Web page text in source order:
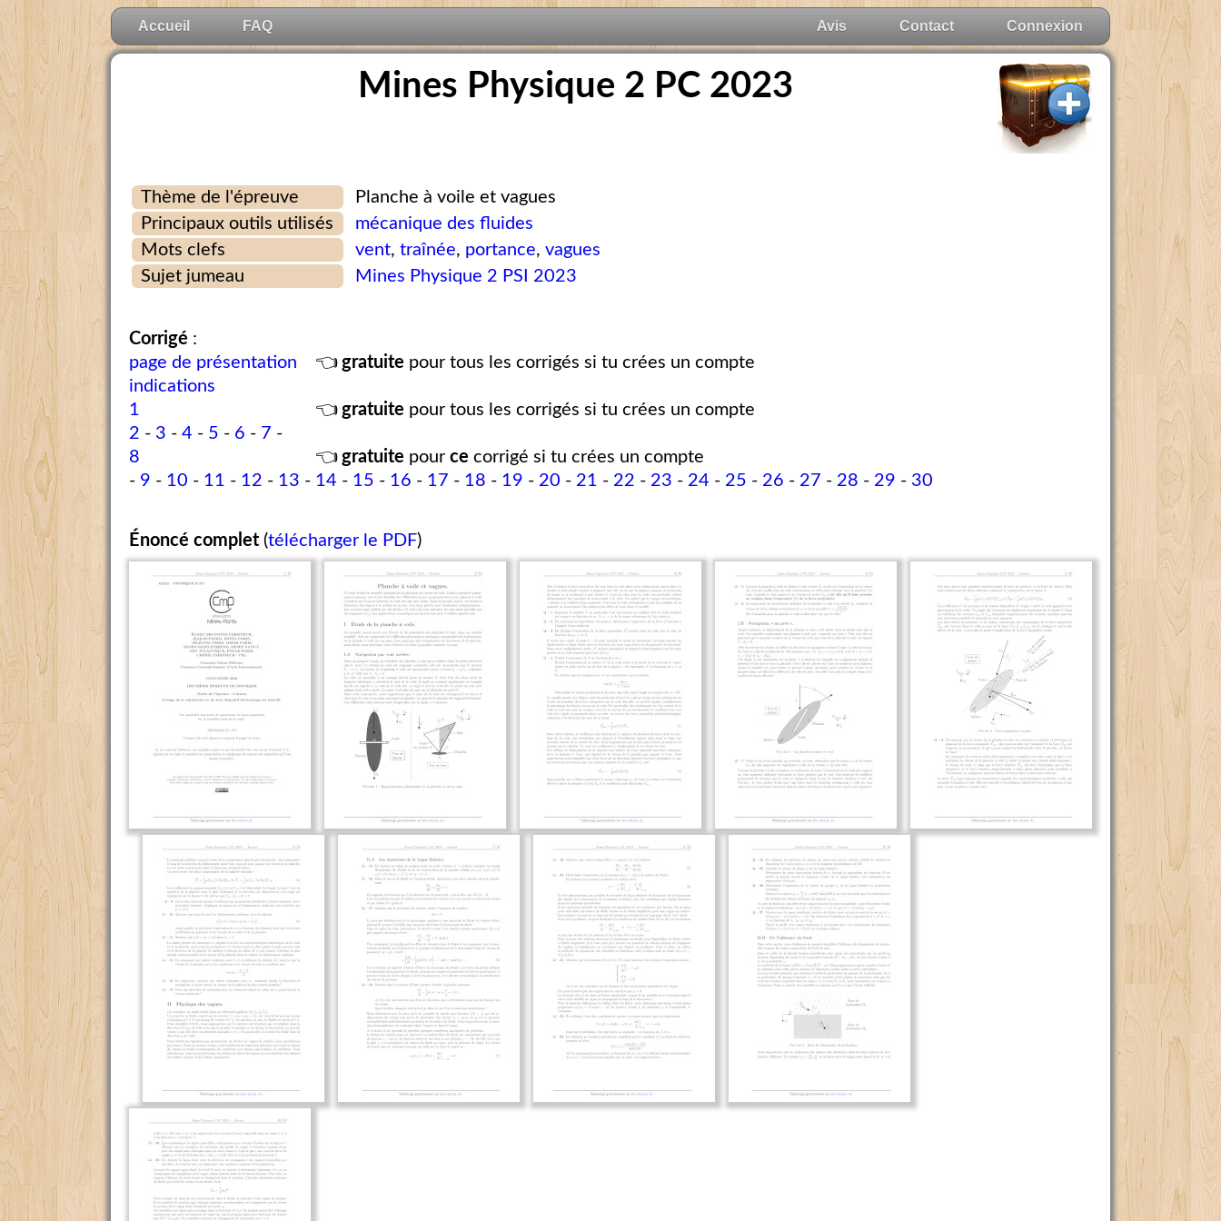
Accueil FAQ Connexion
Contact
Avis
Mines Physique 2 PC 2023
Thème de l'épreuve
Planche à voile et vagues
Principaux outils utilisés
mécanique des fluides
Mots clefs
vent,traînée, portance,vagues
Sujet jumeau
Mines Physique 2 PSI 2023
Corrigé :
page de présentation
👈 gratuite pour tous les corrigés si tu crées un compte
indications
1
👈 gratuite pour tous les corrigés si tu crées un compte
2 - 3 - 4 - 5 - 6 - 7 -
8
👈 gratuite pour ce corrigé si tu crées un compte
- 9 - 10 - 11 - 12 - 13 - 14 - 15 - 16 - 17 - 18 - 19 - 20 - 21 - 22 - 23 - 24 - 25 - 26 - 27 - 28 - 29 - 30
Énoncé complet (télécharger le PDF)